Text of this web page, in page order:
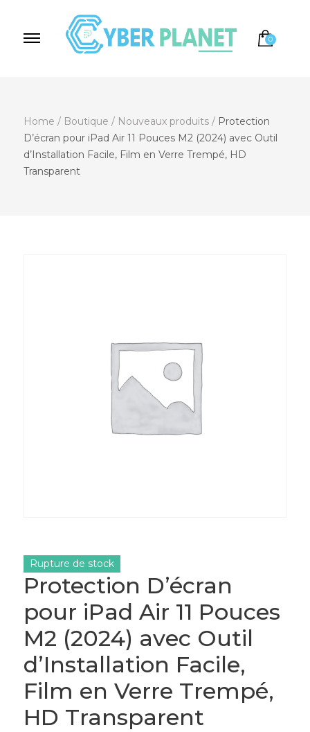
0
Home / Boutique / Nouveaux produits / Protection
D’écran pour iPad Air 11 Pouces M2 (2024) avec Outil
d’Installation Facile, Film en Verre Trempé, HD
Transparent
Protection D’écran
pour iPad Air 11 Pouces
M2 (2024) avec Outil
d’Installation Facile,
Film en Verre Trempé,
HD Transparent
Rupture de stock